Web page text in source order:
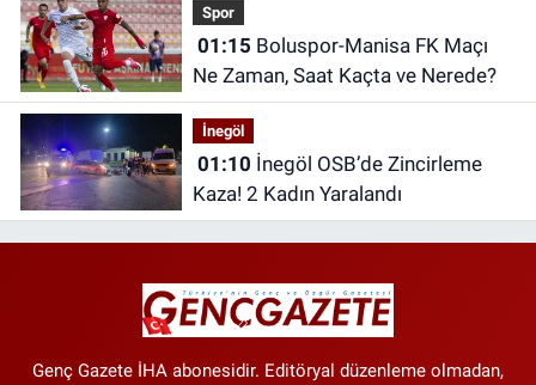
Spor
01:15
Ne Zaman, Saat Kaçta ve Nerede?
İnegöl
01:10
Kaza! 2 Kadın Yaralandı
Genç Gazete İHA abonesidir. Editöryal düzenleme olmadan,